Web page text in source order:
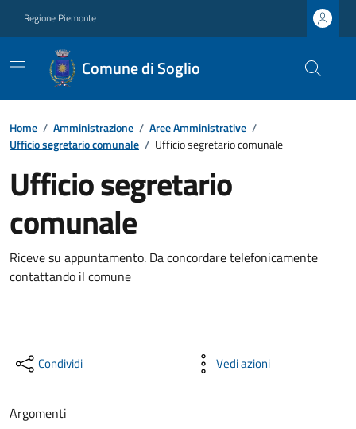
Regione Piemonte
Comune di Soglio
Home / Amministrazione / Aree Amministrative /
Ufficio segretario comunale / Ufficio segretario comunale
Ufficio segretario
comunale
Riceve su appuntamento. Da concordare telefonicamente
contattando il comune
Condividi Vedi azioni
Argomenti